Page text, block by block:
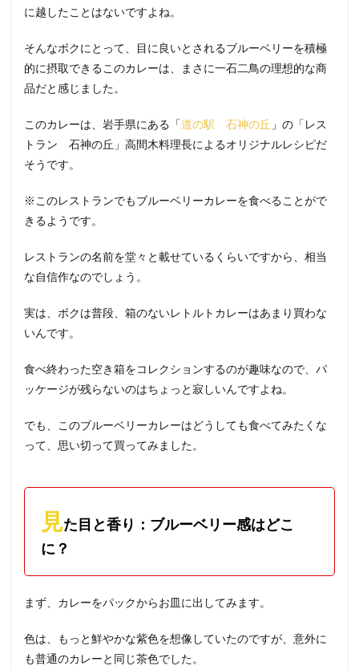
に越したことはないですよね。
そんなボクにとって、目に良いとされるブルーベリーを積極
的に摂取できるこのカレーは、まさに一石二鳥の理想的な商
品だと感じました。
このカレーは、岩手県にある「道の駅 石神の丘 」の「レス
トラン 石神の丘」高間木料理長によるオリジナルレシピだ
そうです。
※このレストランでもブルーベリーカレーを食べることがで
きるようです。
レストランの名前を堂々と載せているくらいですから、相当
な自信作なのでしょう。
実は、ボクは普段、箱のないレトルトカレーはあまり買わな
いんです。
食べ終わった空き箱をコレクションするのが趣味なので、パ
ッケージが残らないのはちょっと寂しいんですよね。
でも、このブルーベリーカレーはどうしても食べてみたくな
って、思い切って買ってみました。
見た目と香り：ブルーベリー感はどこ
に？
まず、カレーをパックからお皿に出してみます。
色は、もっと鮮やかな紫色を想像していたのですが、意外に
も普通のカレーと同じ茶色でした。